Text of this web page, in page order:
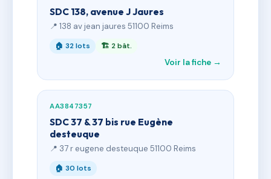
SDC 138, avenue J Jaures
📍 138 av jean jaures 51100 Reims
🏠 32 lots 🏗 2 bât.
Voir la fiche →
AA3847357
SDC 37 & 37 bis rue Eugène
desteuque
📍 37 r eugene desteuque 51100 Reims
🏠 30 lots